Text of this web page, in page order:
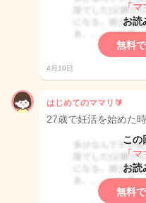
「マ
お読
無料
4月10日
はじめてのママリ🔰
27歳で妊活を始めた
この
「マ
お読
無料